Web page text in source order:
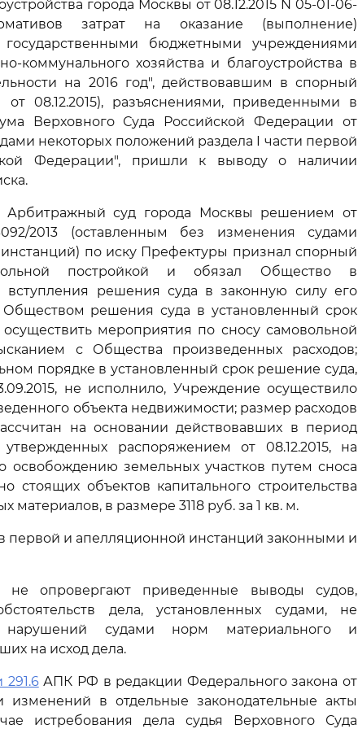
города Москвы от 08.12.2015 N 05-01-06-
затрат на оказание (выполнение)
государственными бюджетными учреждениями
хозяйства и благоустройства в
на 2016 год", действовавшим в спорный
08.12.2015), разъяснениями, приведенными в
Верховного Суда Российской Федерации от
некоторых положений раздела I части первой
Федерации", пришли к выводу о наличии
Арбитражный суд города Москвы решением от
2013 (оставленным без изменения судами
по иску Префектуры признал спорный
постройкой и обязал Общество в
решения суда в законную силу его
Обществом решения суда в установленный срок
мероприятия по сносу самовольной
с Общества произведенных расходов;
порядке в установленный срок решение суда,
не исполнило, Учреждение осуществило
объекта недвижимости; размер расходов
на основании действовавших в период
распоряжением от 08.12.2015, на
освобождению земельных участков путем сноса
стоящих объектов капитального строительства
в размере 3118 руб. за 1 кв. м.
первой и апелляционной инстанций законными и
не опровергают приведенные выводы судов,
дела, установленных судами, не
нарушений судами норм материального и
на исход дела.
291.6АПК РФ в редакции Федерального закона от
изменений в отдельные законодательные акты
истребования дела судья Верховного Суда